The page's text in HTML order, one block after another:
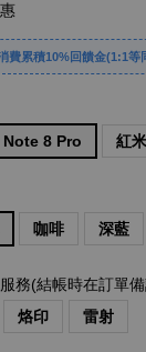
費累積10%回饋金(1:1等
Note 8 Pro
紅
咖啡 深藍
務(結帳時在訂單
烙印 雷射